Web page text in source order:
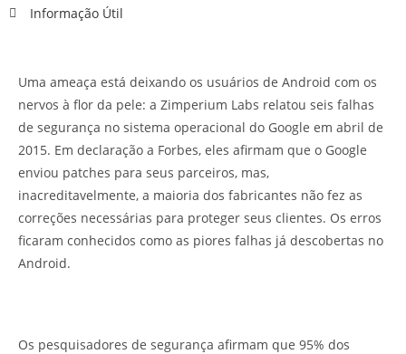
Informação Útil
Uma ameaça está deixando os usuários de Android com os
nervos à flor da pele: a Zimperium Labs relatou seis falhas
de segurança no sistema operacional do Google em abril de
2015. Em declaração a Forbes, eles afirmam que o Google
enviou patches para seus parceiros, mas,
inacreditavelmente, a maioria dos fabricantes não fez as
correções necessárias para proteger seus clientes. Os erros
ficaram conhecidos como as piores falhas já descobertas no
Android.
Os pesquisadores de segurança afirmam que 95% dos